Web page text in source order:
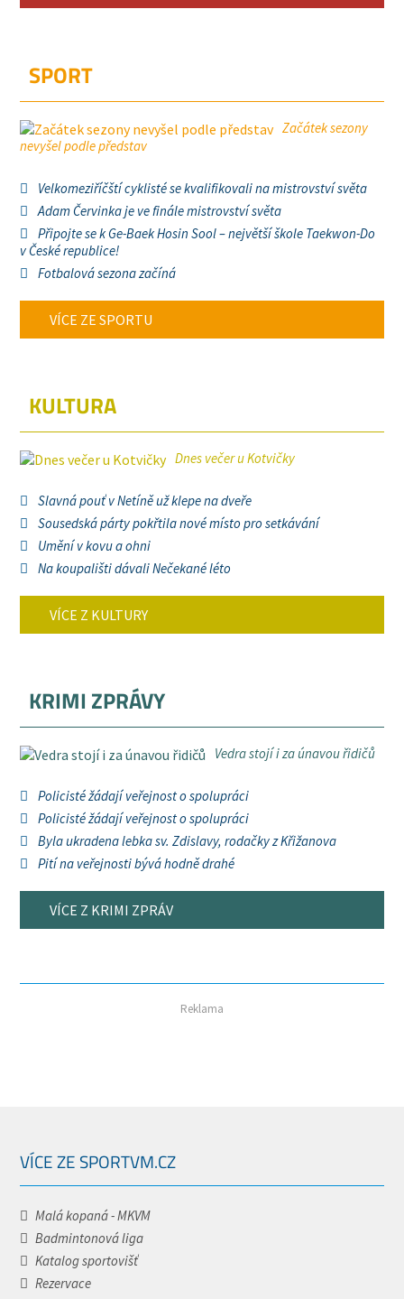
SPORT
Začátek sezony
nevyšel podle představ
Velkomeziříčští cyklisté se kvalifikovali na mistrovství světa
Adam Červinka je ve finále mistrovství světa
Připojte se k Ge-Baek Hosin Sool – největší škole Taekwon-Do
v České republice!
Fotbalová sezona začíná
VÍCE ZE SPORTU
KULTURA
Dnes večer u Kotvičky
Slavná pouť v Netíně už klepe na dveře
Sousedská párty pokřtila nové místo pro setkávání
Umění v kovu a ohni
Na koupališti dávali Nečekané léto
VÍCE Z KULTURY
KRIMI ZPRÁVY
Vedra stojí i za únavou řidičů
Policisté žádají veřejnost o spolupráci
Policisté žádají veřejnost o spolupráci
Byla ukradena lebka sv. Zdislavy, rodačky z Křižanova
Pití na veřejnosti bývá hodně drahé
VÍCE Z KRIMI ZPRÁV
Reklama
VÍCE ZE SPORTVM.CZ
Malá kopaná - MKVM
Badmintonová liga
Katalog sportovišť
Rezervace